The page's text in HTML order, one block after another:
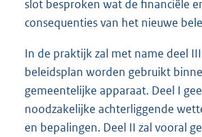
slot besproken wat de financiële
consequenties van het nieuwe
In de praktijk zal met name deel
beleidsplan worden gebruikt
gemeentelijke apparaat. Deel I
noodzakelijke achterliggende
en bepalingen. Deel II zal vooral